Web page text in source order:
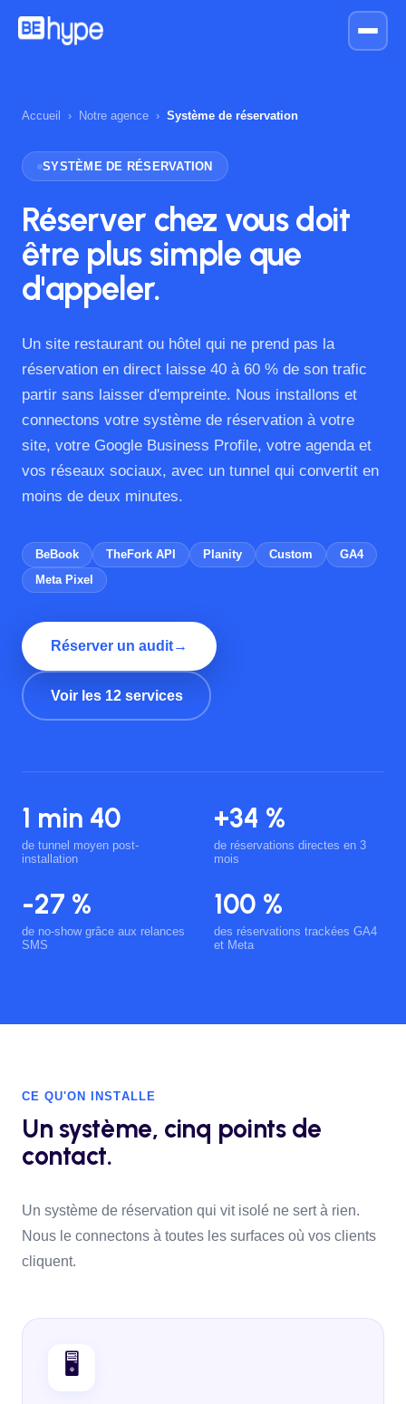
Accueil › Notre agence › Système de réservation
SYSTÈME DE RÉSERVATION
Réserver chez vous doit
être plus simple que
d'appeler.
Un site restaurant ou hôtel qui ne prend pas la
réservation en direct laisse 40 à 60 % de son trafic
partir sans laisser d'empreinte. Nous installons et
connectons votre système de réservation à votre
site, votre Google Business Profile, votre agenda et
vos réseaux sociaux, avec un tunnel qui convertit en
moins de deux minutes.
BeBook TheFork API Planity Custom
GA4
Meta Pixel
Réserver un audit→
Voir les 12 services
1 min 40
de tunnel moyen post-
installation
+34 %
de réservations directes en 3
mois
-27 %
de no-show grâce aux relances
SMS
100 %
des réservations trackées GA4
et Meta
CE QU'ON INSTALLE
Un système, cinq points de
contact.
Un système de réservation qui vit isolé ne sert à rien.
Nous le connectons à toutes les surfaces où vos clients
cliquent.
🖥️